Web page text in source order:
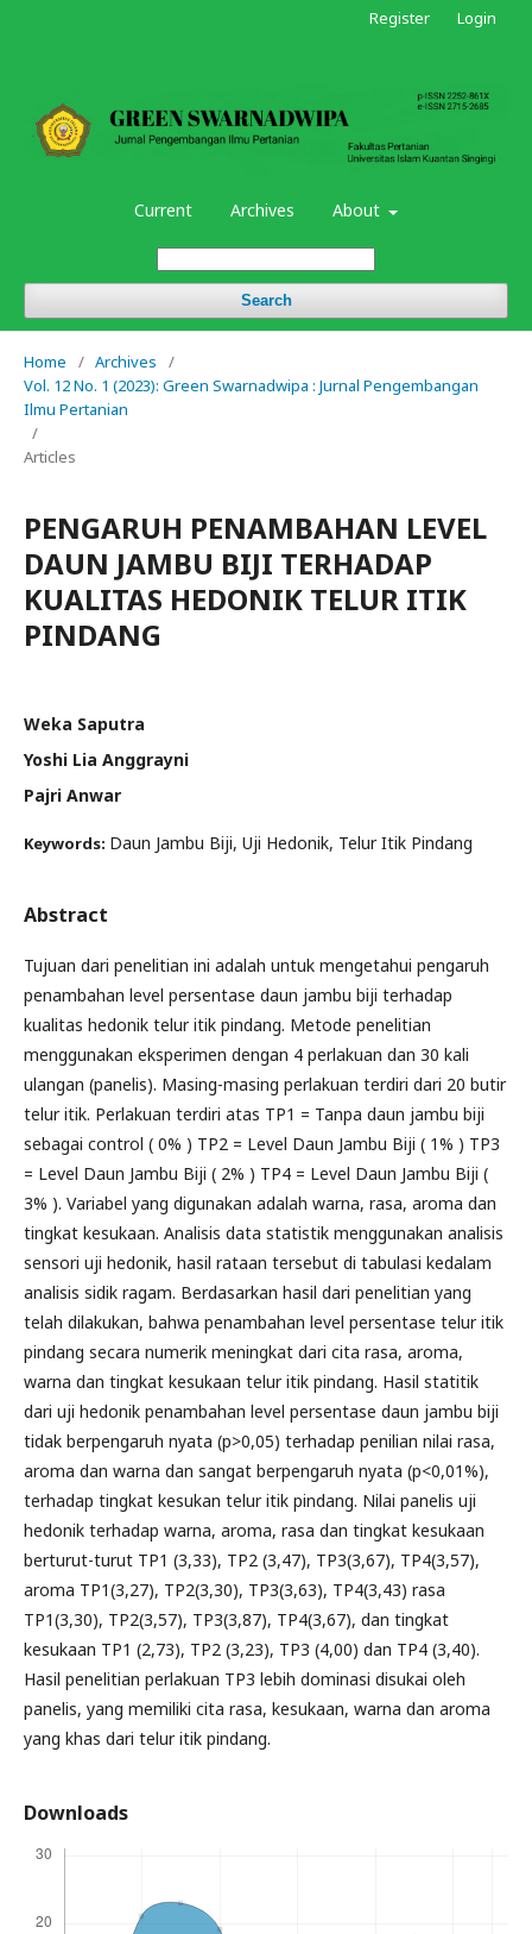
Current Archives About
Search
Register Login
Home / Archives
/
Vol. 12 No. 1 (2023): Green Swarnadwipa : Jurnal Pengembangan
Ilmu Pertanian
/
Articles
PENGARUH PENAMBAHAN LEVEL
DAUN JAMBU BIJI TERHADAP
KUALITAS HEDONIK TELUR ITIK
PINDANG
Weka Saputra
Yoshi Lia Anggrayni
Pajri Anwar
Keywords: Daun Jambu Biji, Uji Hedonik, Telur Itik Pindang
Abstract
Tujuan dari penelitian ini adalah untuk mengetahui pengaruh
penambahan level persentase daun jambu biji terhadap
kualitas hedonik telur itik pindang. Metode penelitian
menggunakan eksperimen dengan 4 perlakuan dan 30 kali
ulangan (panelis). Masing-masing perlakuan terdiri dari 20 butir
telur itik. Perlakuan terdiri atas TP1 = Tanpa daun jambu biji
sebagai control ( 0% ) TP2 = Level Daun Jambu Biji ( 1% ) TP3
= Level Daun Jambu Biji ( 2% ) TP4 = Level Daun Jambu Biji (
3% ). Variabel yang digunakan adalah warna, rasa, aroma dan
tingkat kesukaan. Analisis data statistik menggunakan analisis
sensori uji hedonik, hasil rataan tersebut di tabulasi kedalam
analisis sidik ragam. Berdasarkan hasil dari penelitian yang
telah dilakukan, bahwa penambahan level persentase telur itik
pindang secara numerik meningkat dari cita rasa, aroma,
warna dan tingkat kesukaan telur itik pindang. Hasil statitik
dari uji hedonik penambahan level persentase daun jambu biji
tidak berpengaruh nyata (p>0,05) terhadap penilian nilai rasa,
aroma dan warna dan sangat berpengaruh nyata (p<0,01%),
terhadap tingkat kesukan telur itik pindang. Nilai panelis uji
hedonik terhadap warna, aroma, rasa dan tingkat kesukaan
berturut-turut TP1 (3,33), TP2 (3,47), TP3(3,67), TP4(3,57),
aroma TP1(3,27), TP2(3,30), TP3(3,63), TP4(3,43) rasa
TP1(3,30), TP2(3,57), TP3(3,87), TP4(3,67), dan tingkat
kesukaan TP1 (2,73), TP2 (3,23), TP3 (4,00) dan TP4 (3,40).
Hasil penelitian perlakuan TP3 lebih dominasi disukai oleh
panelis, yang memiliki cita rasa, kesukaan, warna dan aroma
yang khas dari telur itik pindang.
Downloads